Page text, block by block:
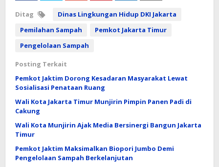
Ditag
Dinas Lingkungan Hidup DKI Jakarta
Pemilahan Sampah
Pemkot Jakarta Timur
Pengelolaan Sampah
Posting Terkait
Pemkot Jaktim Dorong Kesadaran Masyarakat Lewat
Sosialisasi Penataan Ruang
Wali Kota Jakarta Timur Munjirin Pimpin Panen Padi di
Cakung
Wali Kota Munjirin Ajak Media Bersinergi Bangun Jakarta
Timur
Pemkot Jaktim Maksimalkan Biopori Jumbo Demi
Pengelolaan Sampah Berkelanjutan